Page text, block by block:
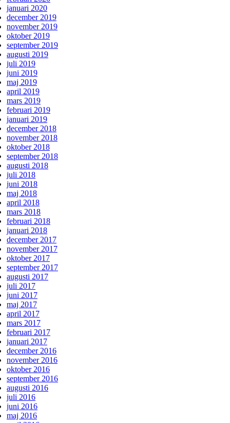
januari 2020
december 2019
november 2019
oktober 2019
september 2019
augusti 2019
juli 2019
juni 2019
maj 2019
april 2019
mars 2019
februari 2019
januari 2019
december 2018
november 2018
oktober 2018
september 2018
augusti 2018
juli 2018
juni 2018
maj 2018
april 2018
mars 2018
februari 2018
januari 2018
december 2017
november 2017
oktober 2017
september 2017
augusti 2017
juli 2017
juni 2017
maj 2017
april 2017
mars 2017
februari 2017
januari 2017
december 2016
november 2016
oktober 2016
september 2016
augusti 2016
juli 2016
juni 2016
maj 2016